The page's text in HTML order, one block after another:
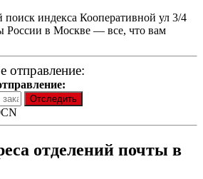
индекса Кооперативной ул 3/4
России в Москве — все, что вам
отправление:
отделений почты в